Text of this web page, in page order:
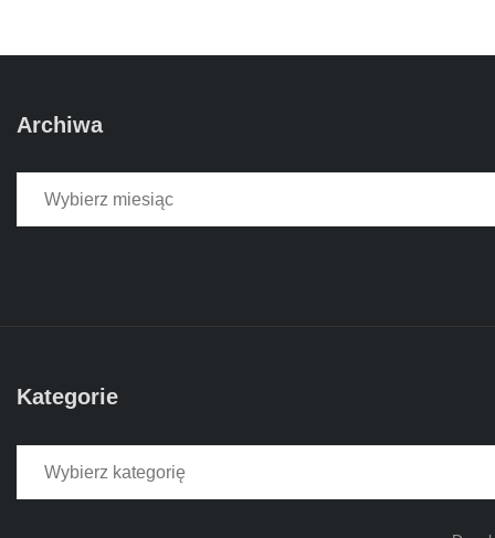
Archiwa
Kategorie
Kategorie